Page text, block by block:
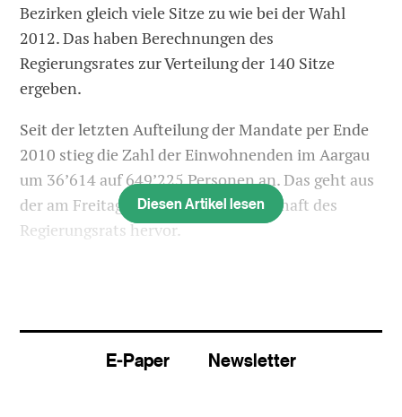
Bezirken gleich viele Sitze zu wie bei der Wahl
2012. Das haben Berechnungen des
Regierungsrates zur Verteilung der 140 Sitze
ergeben.
Seit der letzten Aufteilung der Mandate per Ende
2010 stieg die Zahl der Einwohnenden im Aargau
um 36’614 auf 649’225 Personen an. Das geht aus
der am Freitag veröffentlichen Botschaft des
Regierungsrats hervor.
Lenzburg mit 12, Brugg mit 11, Rheinfelden mit 10
Diesen Artikel lesen
E-Paper Newsletter